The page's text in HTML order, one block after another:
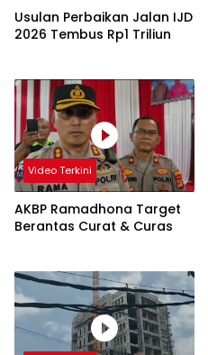
Usulan Perbaikan Jalan IJD
2026 Tembus Rp1 Triliun
Video Terkini
AKBP Ramadhona Target
Berantas Curat & Curas